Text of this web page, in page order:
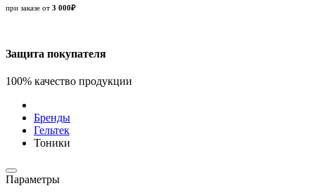
при заказе от 3 000₽
Защита покупателя
100% качество продукции
Бренды
Гельтек
Тоники
Параметры